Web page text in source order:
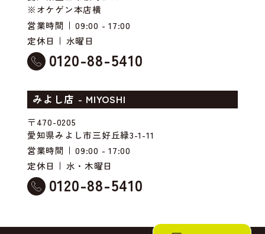
※オケゲン本店横
営業時間
09:00 - 17:00
定休日
水曜日
0120-88-5410
みよし店 - MIYOSHI
〒470-0205
愛知県みよし市三好丘緑3-1-11
営業時間
09:00 - 17:00
定休日
水・木曜日
0120-88-5410